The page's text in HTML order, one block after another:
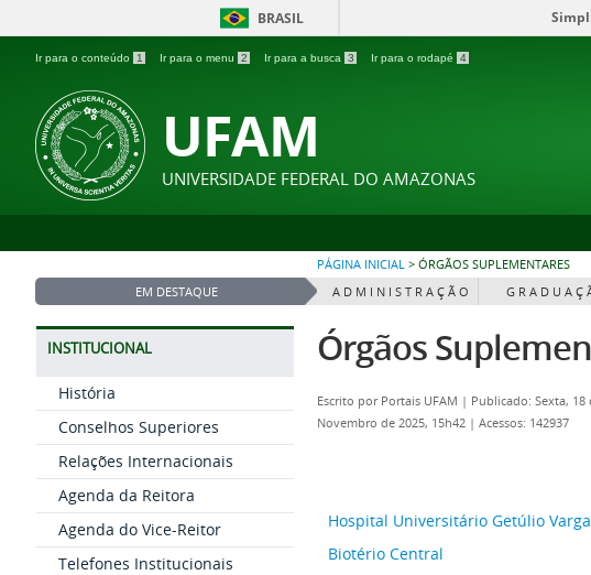
BRASIL
Ir para o conteúdo 1 Ir para o menu 2 Ir para a busca 3 Ir para o rodapé 4
UFAM
UNIVERSIDADE FEDERAL DO AMAZONAS
PÁGINA INICIAL > ÓRGÃOS SUPLEMENTARES
EM DESTAQUE
A D M I N I S T R A Ç Ã O G R A D U A Ç
INSTITUCIONAL
História
Conselhos Superiores
Relações Internacionais
Agenda da Reitora
Agenda do Vice-Reitor
Telefones Institucionais
Órgãos
Escrito por Portais UFAM | Publicado: Sexta, 18
Novembro de 2025, 15h42 | Acessos: 142937
Hospital Universitário Getúlio
Biotério Central